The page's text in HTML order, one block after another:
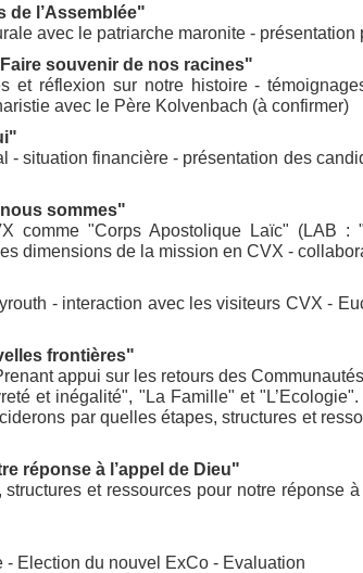
l’Assemblée"
avec le patriarche maronite -
souvenir de nos racines"
et réflexion sur notre histoire -
avec le Père Kolvenbach (à confirmer)
- situation financière - présentation des
sommes"
comme "Corps Apostolique Laïc" (LAB
dimensions de la mission en CVX -
- interaction avec les visiteurs CVX -
frontières"
appui sur les retours des
et inégalité", "La Famille" et
par quelles étapes, structures et
réponse à l’appel de Dieu"
et ressources pour notre réponse
- Election du nouvel ExCo - Evaluation